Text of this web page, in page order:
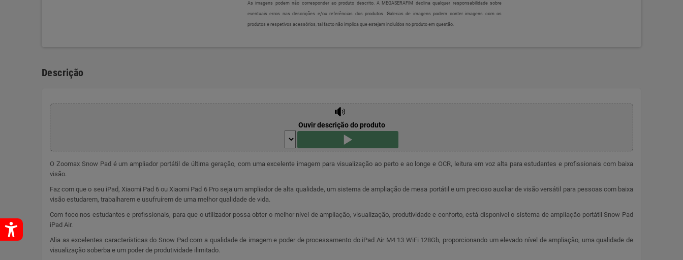
As imagens podem não corresponder ao produto descrito. A MEGASERAFIM declina qualquer responsabilidade sobre
eventuais erros nas descrições e/ou referências dos produtos. Galerias de imagens podem conter imagens com os
produtos e respetivos acessórios, tal facto não implica que estejam incluídos no produto em questão.
Descrição
Ouvir descrição do produto
O Zoomax Snow Pad é um ampliador portátil de última geração, com uma excelente imagem para visualização ao perto e ao longe e OCR, leitura em voz alta para estudantes e profissionais com baixa
visão.
Faz com que o seu iPad, Xiaomi Pad 6 ou Xiaomi Pad 6 Pro seja um ampliador de alta qualidade, um sistema de ampliação de mesa portátil e um precioso auxiliar de visão versátil para pessoas com baixa
visão estudarem, trabalharem e usufruírem de uma melhor qualidade de vida.
Com foco nos estudantes e profissionais, para que o utilizador possa obter o melhor nível de ampliação, visualização, produtividade e conforto, está disponível o sistema de ampliação portátil Snow Pad
iPad Air.
Alia as excelentes características do Snow Pad com a qualidade de imagem e poder de processamento do iPad Air M4 13 WiFi 128Gb, proporcionando um elevado nível de ampliação, uma qualidade de
visualização soberba e um poder de produtividade ilimitado.